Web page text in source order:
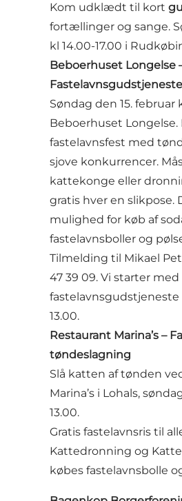
Kom udklædt til kort
fortællinger og sange.
kl 14.00-17.00 i
Beboerhuset Longelse
Søndag den 15. februar
Beboerhuset
fastelavnsfest med
sjove konkurrencer.
kattekonge eller
gratis hver en slikpose.
mulighed for køb af
fastelavnsboller og
Tilmelding til Mikael
47 39 09. Vi starter med
fastelavnsgudstjeneste
13.00.
Restaurant Marina’s –
tøndeslagning
Slå katten af tønden
Marina’s i Lohals,
13.00.
Gratis fastelavnsris til
Kattedronning og
købes fastelavnsbolle